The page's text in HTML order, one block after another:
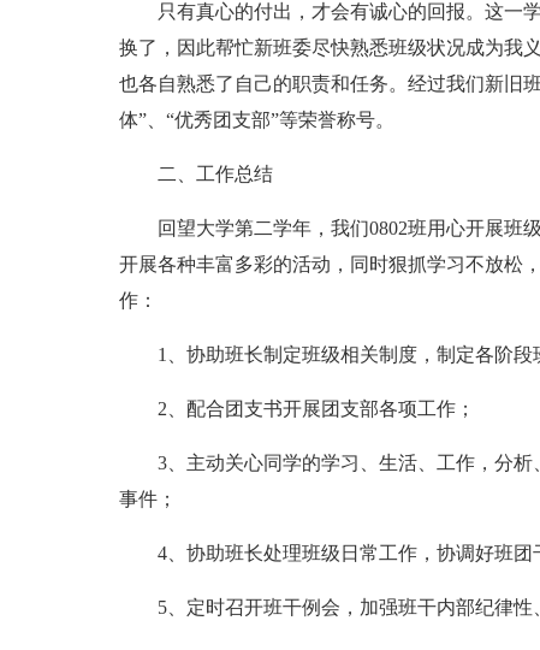
只有真心的付出，才会有诚心的回报。这一
换了，因此帮忙新班委尽快熟悉班级状况成为我
也各自熟悉了自己的职责和任务。经过我们新旧
体”、“优秀团支部”等荣誉称号。
二、工作总结
回望大学第二学年，我们0802班用心开展班
开展各种丰富多彩的活动，同时狠抓学习不放松
作：
1、协助班长制定班级相关制度，制定各阶
2、配合团支书开展团支部各项工作；
3、主动关心同学的学习、生活、工作，分
事件；
4、协助班长处理班级日常工作，协调好班团
5、定时召开班干例会，加强班干内部纪律性